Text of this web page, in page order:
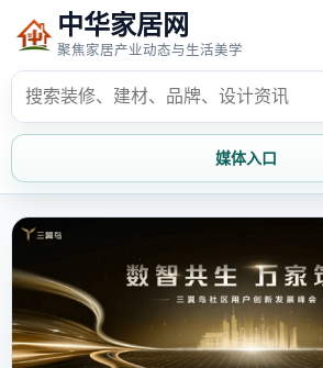
中华家居网
聚焦家居产业动态与生活美学
媒体入口
首页
家居风水 家居欣赏
时尚饰家 装修设计